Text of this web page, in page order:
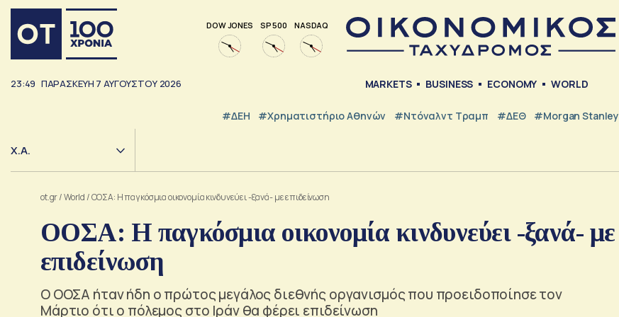
DOW JONES SP 500 NASDAQ
23:49 ΠΑΡΑΣΚΕΥΉ 7 ΑΥΓΟΎΣΤΟΥ 2026 MARKETS BUSINESS ECONOMY WORLD
#ΔΕΗ #Χρηματιστήριο Αθηνών #Ντόναλντ Τραμπ #ΔΕΘ #Morgan Stanley
Χ.Α.
ot.gr/World /ΟΟΣΑ: Η παγκόσμια οικονομία κινδυνεύει -ξανά- με επιδείνωση
ΟΟΣΑ: Η παγκόσμια οικονομία κινδυνεύει -ξανά- με
επιδείνωση
Ο ΟΟΣΑ ήταν ήδη ο πρώτος μεγάλος διεθνής οργανισμός που προειδοποίησε τον
Μάρτιο ότι ο πόλεμος στο Ιράν θα φέρει επιδείνωση